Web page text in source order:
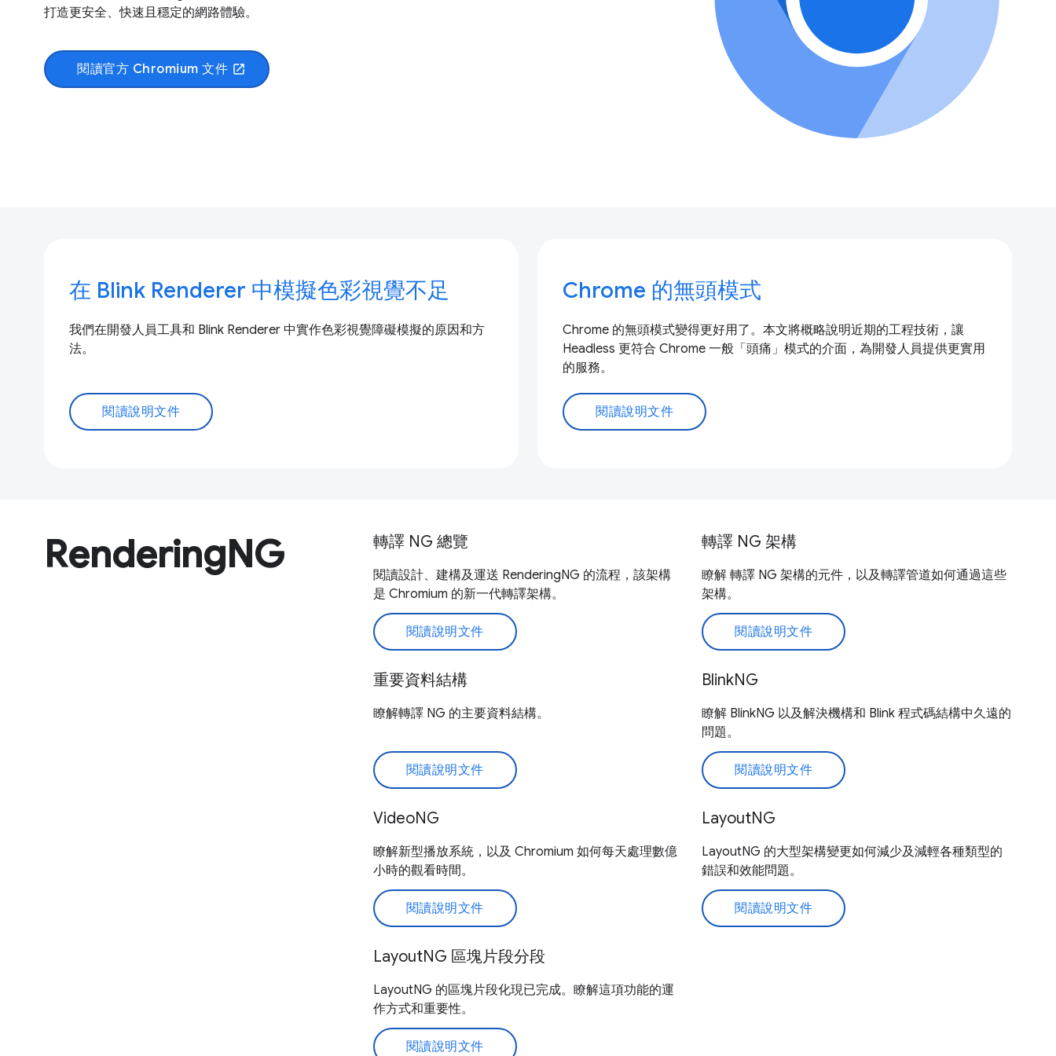
打造更安全、快速且穩定的網路體驗。
閱讀官方 Chromium 文件 open_in_new
在 Blink Renderer 中模擬色彩視覺不足
我們在開發人員工具和 Blink Renderer 中實作色彩視覺障礙模擬的原因和方
法。
閱讀說明文件
Chrome 的無頭模式
Chrome 的無頭模式變得更好用了。本文將概略說明近期的工程技術，讓
Headless 更符合 Chrome 一般「頭痛」模式的介面，為開發人員提供更實用
的服務。
閱讀說明文件
RenderingNG 轉譯 NG 總覽
閱讀設計、建構及運送 RenderingNG 的流程，該架構
是 Chromium 的新一代轉譯架構。
閱讀說明文件
轉譯 NG 架構
瞭解 轉譯 NG 架構的元件，以及轉譯管道如何通過這些
架構。
閱讀說明文件
重要資料結構
瞭解轉譯 NG 的主要資料結構。
閱讀說明文件
BlinkNG
瞭解 BlinkNG 以及解決機構和 Blink 程式碼結構中久遠的
問題。
閱讀說明文件
VideoNG
瞭解新型播放系統，以及 Chromium 如何每天處理數億
小時的觀看時間。
閱讀說明文件
LayoutNG
LayoutNG 的大型架構變更如何減少及減輕各種類型的
錯誤和效能問題。
閱讀說明文件
LayoutNG 區塊片段分段
LayoutNG 的區塊片段化現已完成。瞭解這項功能的運
作方式和重要性。
閱讀說明文件